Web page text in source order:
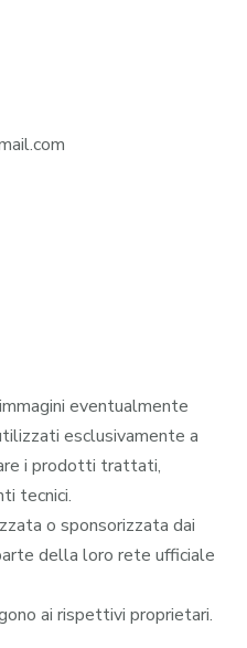
eventualmente
esclusivamente a
i prodotti trattati,
tecnici.
o sponsorizzata dai
della loro rete ufficiale
ai rispettivi proprietari.